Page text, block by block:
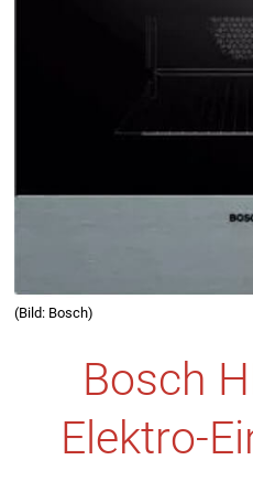
(Bild: Bosch)
Bosch
Elektro-